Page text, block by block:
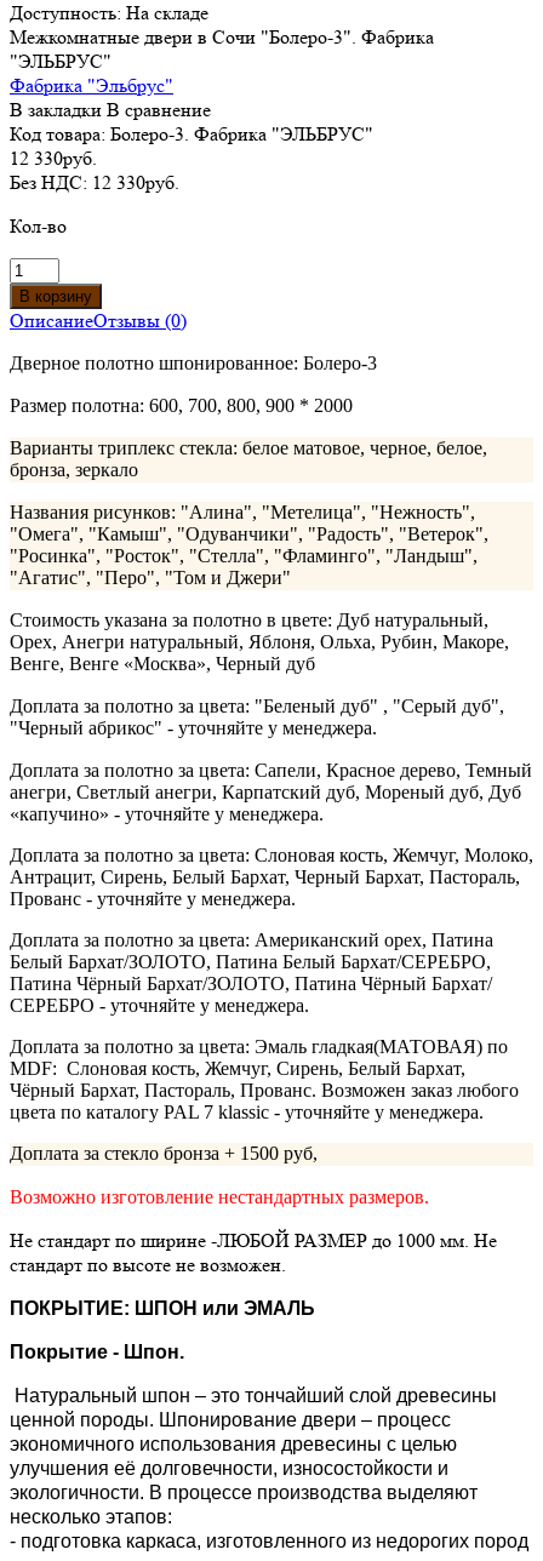
Доступность: На складе
Межкомнатные двери в Сочи "Болеро-3". Фабрика
"ЭЛЬБРУС"
Фабрика "Эльбрус"
В закладки В сравнение
Код товара: Болеро-3. Фабрика "ЭЛЬБРУС"
12 330руб.
Без НДС: 12 330руб.
Кол-во
ОписаниеОтзывы (0)
Дверное полотно шпонированное: Болеро-3
Размер полотна: 600, 700, 800, 900 * 2000
Варианты триплекс стекла: белое матовое, черное, белое,
бронза, зеркало
Названия рисунков: "Алина", "Метелица", "Нежность",
"Омега", "Камыш", "Одуванчики", "Радость", "Ветерок",
"Росинка", "Росток", "Стелла", "Фламинго", "Ландыш",
"Агатис", "Перо", "Том и Джери"
Стоимость указана за полотно в цвете: Дуб натуральный,
Орех, Анегри натуральный, Яблоня, Ольха, Рубин, Макоре,
Венге, Венге «Москва», Черный дуб
Доплата за полотно за цвета: "Беленый дуб" , "Серый дуб",
"Черный абрикос" - уточняйте у менеджера.
Доплата за полотно за цвета: Сапели, Красное дерево, Темный
анегри, Светлый анегри, Карпатский дуб, Мореный дуб, Дуб
«капучино» - уточняйте у менеджера.
Доплата за полотно за цвета: Слоновая кость, Жемчуг, Молоко,
Антрацит, Сирень, Белый Бархат, Черный Бархат, Пастораль,
Прованс - уточняйте у менеджера.
Доплата за полотно за цвета: Американский орех, Патина
Белый Бархат/ЗОЛОТО, Патина Белый Бархат/СЕРЕБРО,
Патина Чёрный Бархат/ЗОЛОТО, Патина Чёрный Бархат/
СЕРЕБРО - уточняйте у менеджера.
Доплата за полотно за цвета: Эмаль гладкая(МАТОВАЯ) по
MDF: Слоновая кость, Жемчуг, Сирень, Белый Бархат,
Чёрный Бархат, Пастораль, Прованс. Возможен заказ любого
цвета по каталогу PAL 7 klassic - уточняйте у менеджера.
Доплата за стекло бронза + 1500 руб,
Возможно изготовление нестандартных размеров.
Не стандарт по ширине -ЛЮБОЙ РАЗМЕР до 1000 мм. Не
стандарт по высоте не возможен.
ПОКРЫТИЕ: ШПОН или ЭМАЛЬ
Покрытие - Шпон.
Натуральный шпон – это тончайший слой древесины
ценной породы. Шпонирование двери – процесс
экономичного использования древесины с целью
улучшения её долговечности, износостойкости и
экологичности. В процессе производства выделяют
несколько этапов:
- подготовка каркаса, изготовленного из недорогих пород